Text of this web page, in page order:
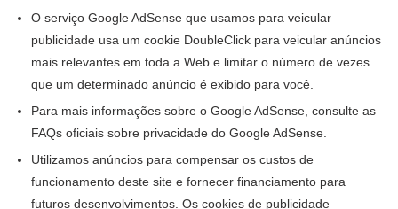
O serviço Google AdSense que usamos para veicular
publicidade usa um cookie DoubleClick para veicular anúncios
mais relevantes em toda a Web e limitar o número de vezes
que um determinado anúncio é exibido para você.
Para mais informações sobre o Google AdSense, consulte as
FAQs oficiais sobre privacidade do Google AdSense.
Utilizamos anúncios para compensar os custos de
funcionamento deste site e fornecer financiamento para
futuros desenvolvimentos. Os cookies de publicidade